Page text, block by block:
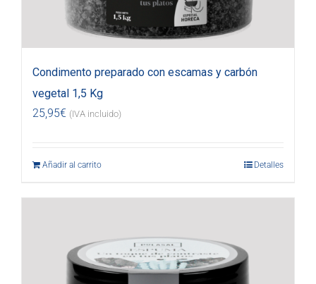
Condimento preparado con escamas y carbón
vegetal 1,5 Kg
25,95€ (IVA incluido)
Añadir al carrito Detalles